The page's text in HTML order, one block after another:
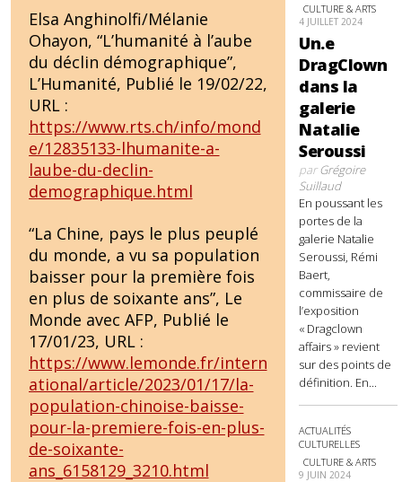
Elsa Anghinolfi/Mélanie
Ohayon, “L’humanité à l’aube
du déclin démographique”,
L’Humanité, Publié le 19/02/22,
URL :
https://www.rts.ch/info/mond
e/12835133-lhumanite-a-
laube-du-declin-
demographique.html
“La Chine, pays le plus peuplé
du monde, a vu sa population
baisser pour la première fois
en plus de soixante ans”, Le
Monde avec AFP, Publié le
17/01/23, URL :
https://www.lemonde.fr/intern
ational/article/2023/01/17/la-
population-chinoise-baisse-
pour-la-premiere-fois-en-plus-
de-soixante-
ans_6158129_3210.html
CULTURE & ARTS
4 JUILLET 2024
Un.e
DragClown
dans la
galerie
Natalie
Seroussi
parGrégoire
Suillaud
En poussant les
portes de la
galerie Natalie
Seroussi, Rémi
Baert,
commissaire de
l’exposition
« Dragclown
affairs » revient
sur des points de
définition. En...
ACTUALITÉS
CULTURELLES
CULTURE & ARTS
9 JUIN 2024